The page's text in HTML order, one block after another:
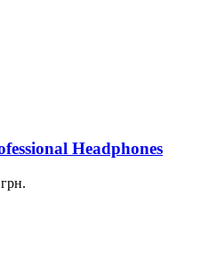
Headphones